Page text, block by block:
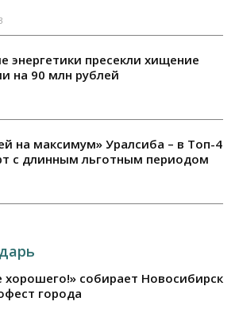
энергетики пресекли хищение
на 90 млн рублей
на максимум» Уралсиба – в Топ-4
с длинным льготным периодом
собирает Новосибирск
города